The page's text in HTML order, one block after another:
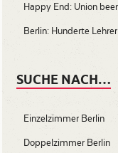
Happy End: Union
Berlin: Hunderte
SUCHE NACH…
Einzelzimmer Berlin
Doppelzimmer Berlin